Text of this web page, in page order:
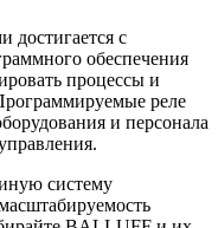
достигается с
обеспечения
процессы и
реле
и персонала
систему